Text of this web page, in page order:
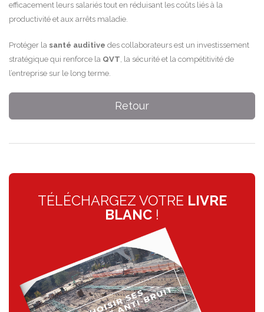
efficacement leurs salariés tout en réduisant les coûts liés à la
productivité et aux arrêts maladie.
Protéger la santé auditive des collaborateurs est un investissement
stratégique qui renforce la QVT, la sécurité et la compétitivité de
l’entreprise sur le long terme.
Retour
TÉLÉCHARGEZ VOTRE LIVRE
BLANC !